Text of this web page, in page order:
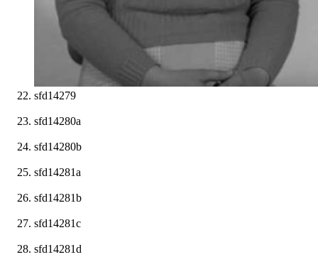
sfd14279
sfd14280a
sfd14280b
sfd14281a
sfd14281b
sfd14281c
sfd14281d